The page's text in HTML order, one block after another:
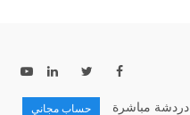
دردشة مباشرة حساب مجاني